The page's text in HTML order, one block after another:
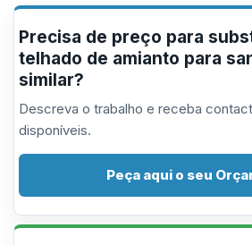
Precisa de preço para
telhado de amianto para
similar?
Descreva o trabalho e receba
disponíveis.
Peça aqui o seu